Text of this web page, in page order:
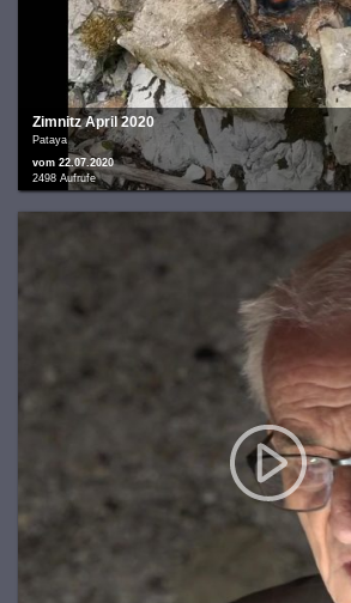
Zimnitz April 2020
Pataya
vom 22.07.2020
2498 Aufrufe